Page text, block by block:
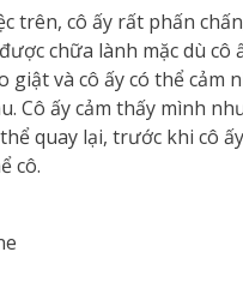
trên, cô ấy rất phấn
chữa lành mặc dù cô
giật và cô ấy có thể cảm
Cô ấy cảm thấy mình
quay lại, trước khi cô
cô.